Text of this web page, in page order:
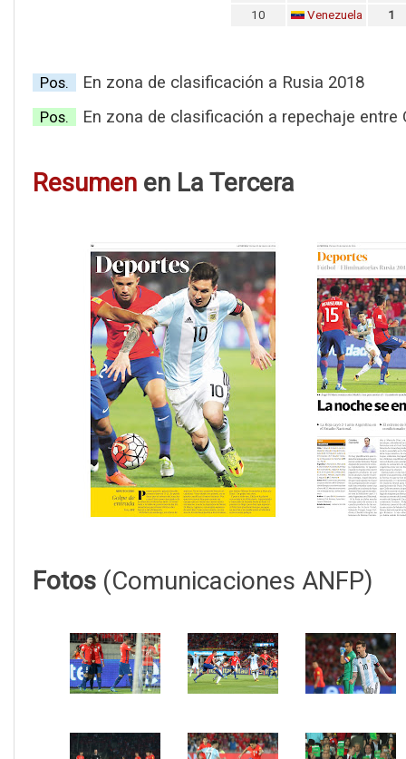
10
Venezuela 1
Pos. En zona de clasificación a Rusia 2018
Pos. En zona de clasificación a repechaje entre
Resumen en La Tercera
Fotos (Comunicaciones ANFP)